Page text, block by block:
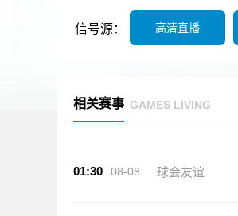
信号源： 高清直播
相关赛事 GAMES LIVING
01:30 08-08 球会友谊